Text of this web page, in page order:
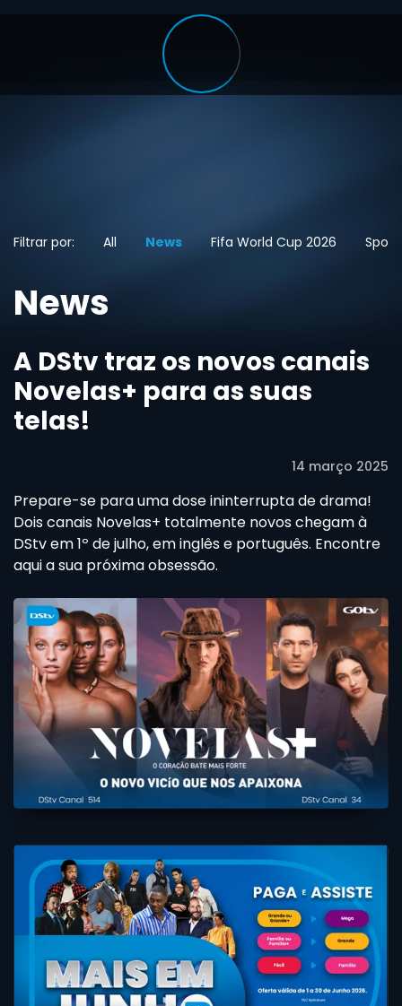
Filtrar por: All News Fifa World Cup 2026
News
A DStv traz os novos canais
Novelas+ para as suas
telas!
14 março 2025
Prepare-se para uma dose ininterrupta de drama!
Dois canais Novelas+ totalmente novos chegam à
DStv em 1º de julho, em inglês e português. Encontre
aqui a sua próxima obsessão.